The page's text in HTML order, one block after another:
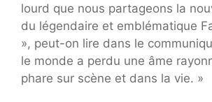
lourd que nous partageons la
du légendaire et emblématique
», peut-on lire dans le
le monde a perdu une âme
phare sur scène et dans la vie. »